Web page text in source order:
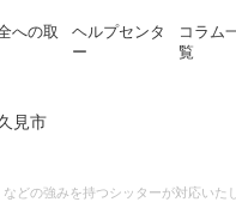
への取
ヘルプセンタ
ー
コラム
覧
見市
の強みを持つシッターが対応い